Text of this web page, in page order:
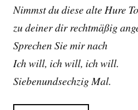
Nimmst du diese alte Hure
zu deiner dir rechtmäßig
Sprechen Sie mir nach
Ich will, ich will, ich will.
Siebenundsechzig Mal.